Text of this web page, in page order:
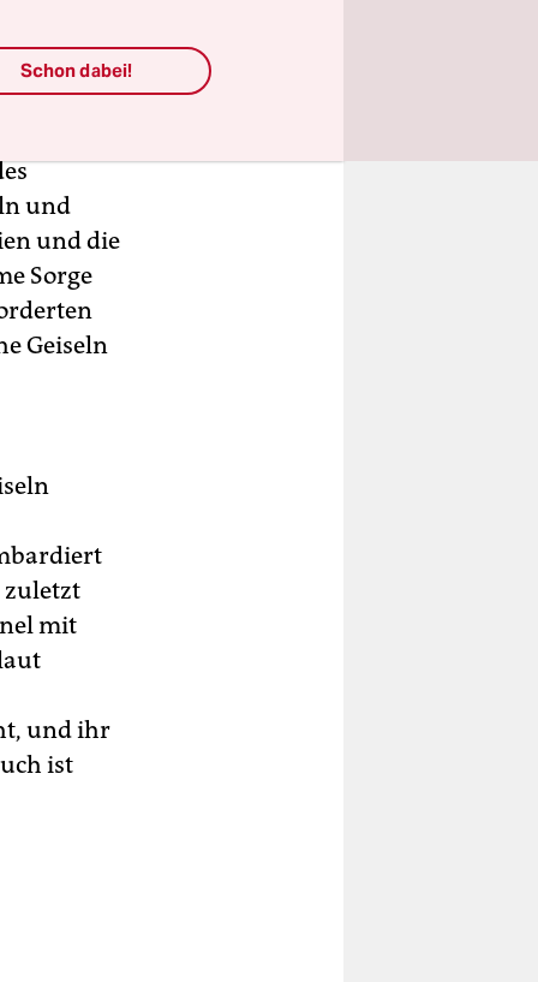
und
und die
Sorge
Geiseln
zuletzt
mit
und ihr
ist
Schon dabei!